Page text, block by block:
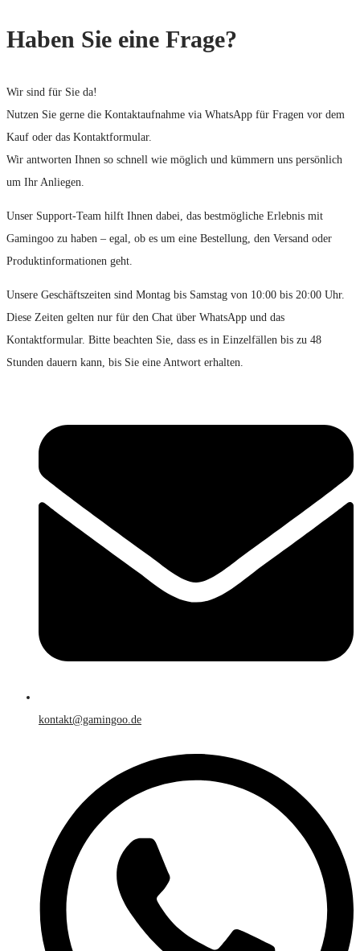
Haben Sie eine Frage?
Wir sind für Sie da!
Nutzen Sie gerne die Kontaktaufnahme via WhatsApp für Fragen vor dem
Kauf oder das Kontaktformular.
Wir antworten Ihnen so schnell wie möglich und kümmern uns persönlich
um Ihr Anliegen.
Unser Support-Team hilft Ihnen dabei, das bestmögliche Erlebnis mit
Gamingoo zu haben – egal, ob es um eine Bestellung, den Versand oder
Produktinformationen geht.
Unsere Geschäftszeiten sind Montag bis Samstag von 10:00 bis 20:00 Uhr.
Diese Zeiten gelten nur für den Chat über WhatsApp und das
Kontaktformular. Bitte beachten Sie, dass es in Einzelfällen bis zu 48
Stunden dauern kann, bis Sie eine Antwort erhalten.
kontakt@gamingoo.de